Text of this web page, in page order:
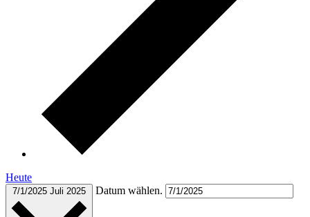
Heute
7/1/2025 Juli 2025 Datum wählen.